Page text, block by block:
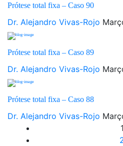
Prótese total fixa – Caso 90
Dr. Alejandro Vivas-Rojo
Prótese total fixa – Caso 89
Dr. Alejandro Vivas-Rojo
Prótese total fixa – Caso 88
Dr. Alejandro Vivas-Rojo
1